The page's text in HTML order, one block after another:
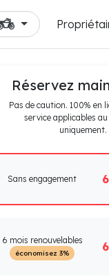
Réservez
Pas de caution. 100% en
service applicables au
uniquement.
Sans engagement
6 mois renouvelables
économisez 3%